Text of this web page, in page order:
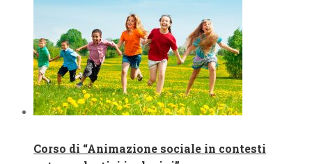
Corso di “Animazione sociale in contesti